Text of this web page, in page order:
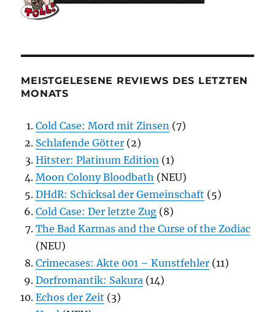
MEISTGELESENE REVIEWS DES LETZTEN
MONATS
Cold Case: Mord mit Zinsen (7)
Schlafende Götter (2)
Hitster: Platinum Edition (1)
Moon Colony Bloodbath (NEU)
DHdR: Schicksal der Gemeinschaft (5)
Cold Case: Der letzte Zug (8)
The Bad Karmas and the Curse of the Zodiac
(NEU)
Crimecases: Akte 001 – Kunstfehler (11)
Dorfromantik: Sakura (14)
Echos der Zeit (3)